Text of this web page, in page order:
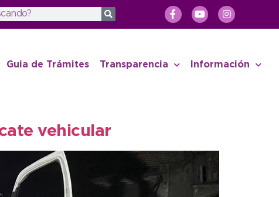
Guia de Trámites Transparencia Información
vehicular